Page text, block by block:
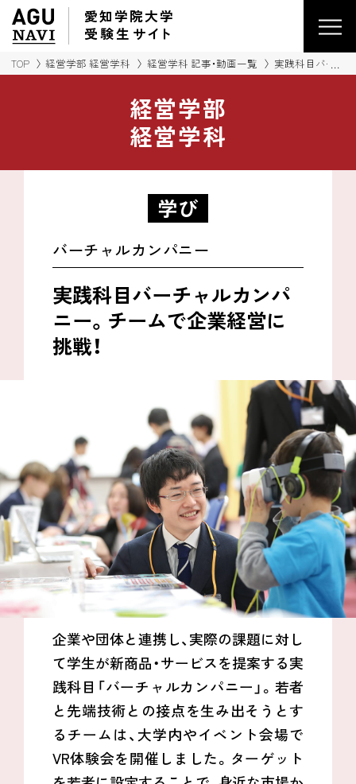
愛知学院大学
受験生 サイ ト
TOP 経営学部 経営学科 経営学科 記事・動画一覧 実践科目バーチ
経営学部
経営学科
学び
バーチャルカンパニー
実践科目バーチャルカンパ
ニー。 チームで企業経営に
挑戦！
企業や団体と連携し、実際の課題に対し
て学生が新商品・サービスを提案する実
践科目「バーチャルカンパニー」。若者
と先端技術との接点を生み出そうとす
るチームは、大学内やイベント会場で
VR体験会を開催しました。ターゲット